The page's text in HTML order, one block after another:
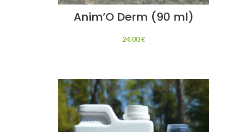
Anim’O Derm (90 ml)
24.00€